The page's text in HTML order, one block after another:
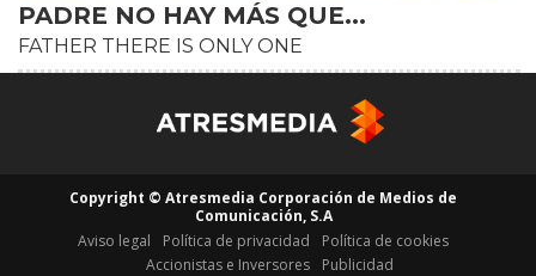
PADRE NO HAY MÁS QUE...
FATHER THERE IS ONLY ONE
Copyright © Atresmedia Corporación de Medios de
Comunicación, S.A
Aviso legal
Política de privacidad
Política de cookies
Accionistas e Inversores
Publicidad